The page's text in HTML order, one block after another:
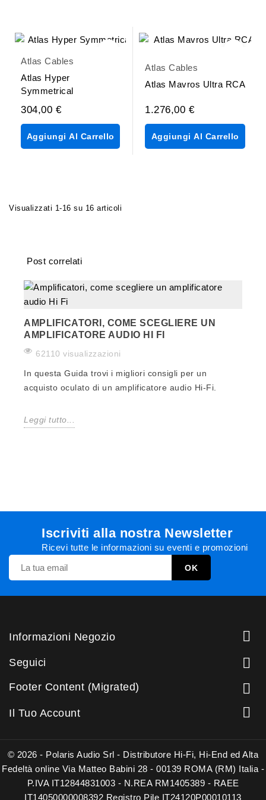
Atlas Cables
Atlas Hyper
Symmetrical
304,00 €
Aggiungi Al Carrello
Atlas Cables
Atlas Mavros Ultra RCA
1.276,00 €
Aggiungi Al Carrello
Visualizzati 1-16 su 16 articoli
Post correlati
AMPLIFICATORI, COME SCEGLIERE UN
AMPLIFICATORE AUDIO HI FI
62110 visualizzazioni
In questa Guida trovi i migliori consigli per un
acquisto oculato di un amplificatore audio Hi-Fi.
Leggi tutto...
Iscriviti alla nostra Newsletter
Ricevi tutte le informazioni su eventi e promozioni
Informazioni Negozio 
Seguici 
Footer Content (Migrated) 
Il Tuo Account 
© 2026 - Polaris Audio Srl - Distributore Hi-Fi, Hi-End ed Alta
Fedeltà online Via Matteo Babini 28 - 00139 ROMA (RM) Italia -
P.IVA IT12844831003 - N.REA RM1405389 - RAEE
IT14050000008392 Registro Pile IT24120P00010113